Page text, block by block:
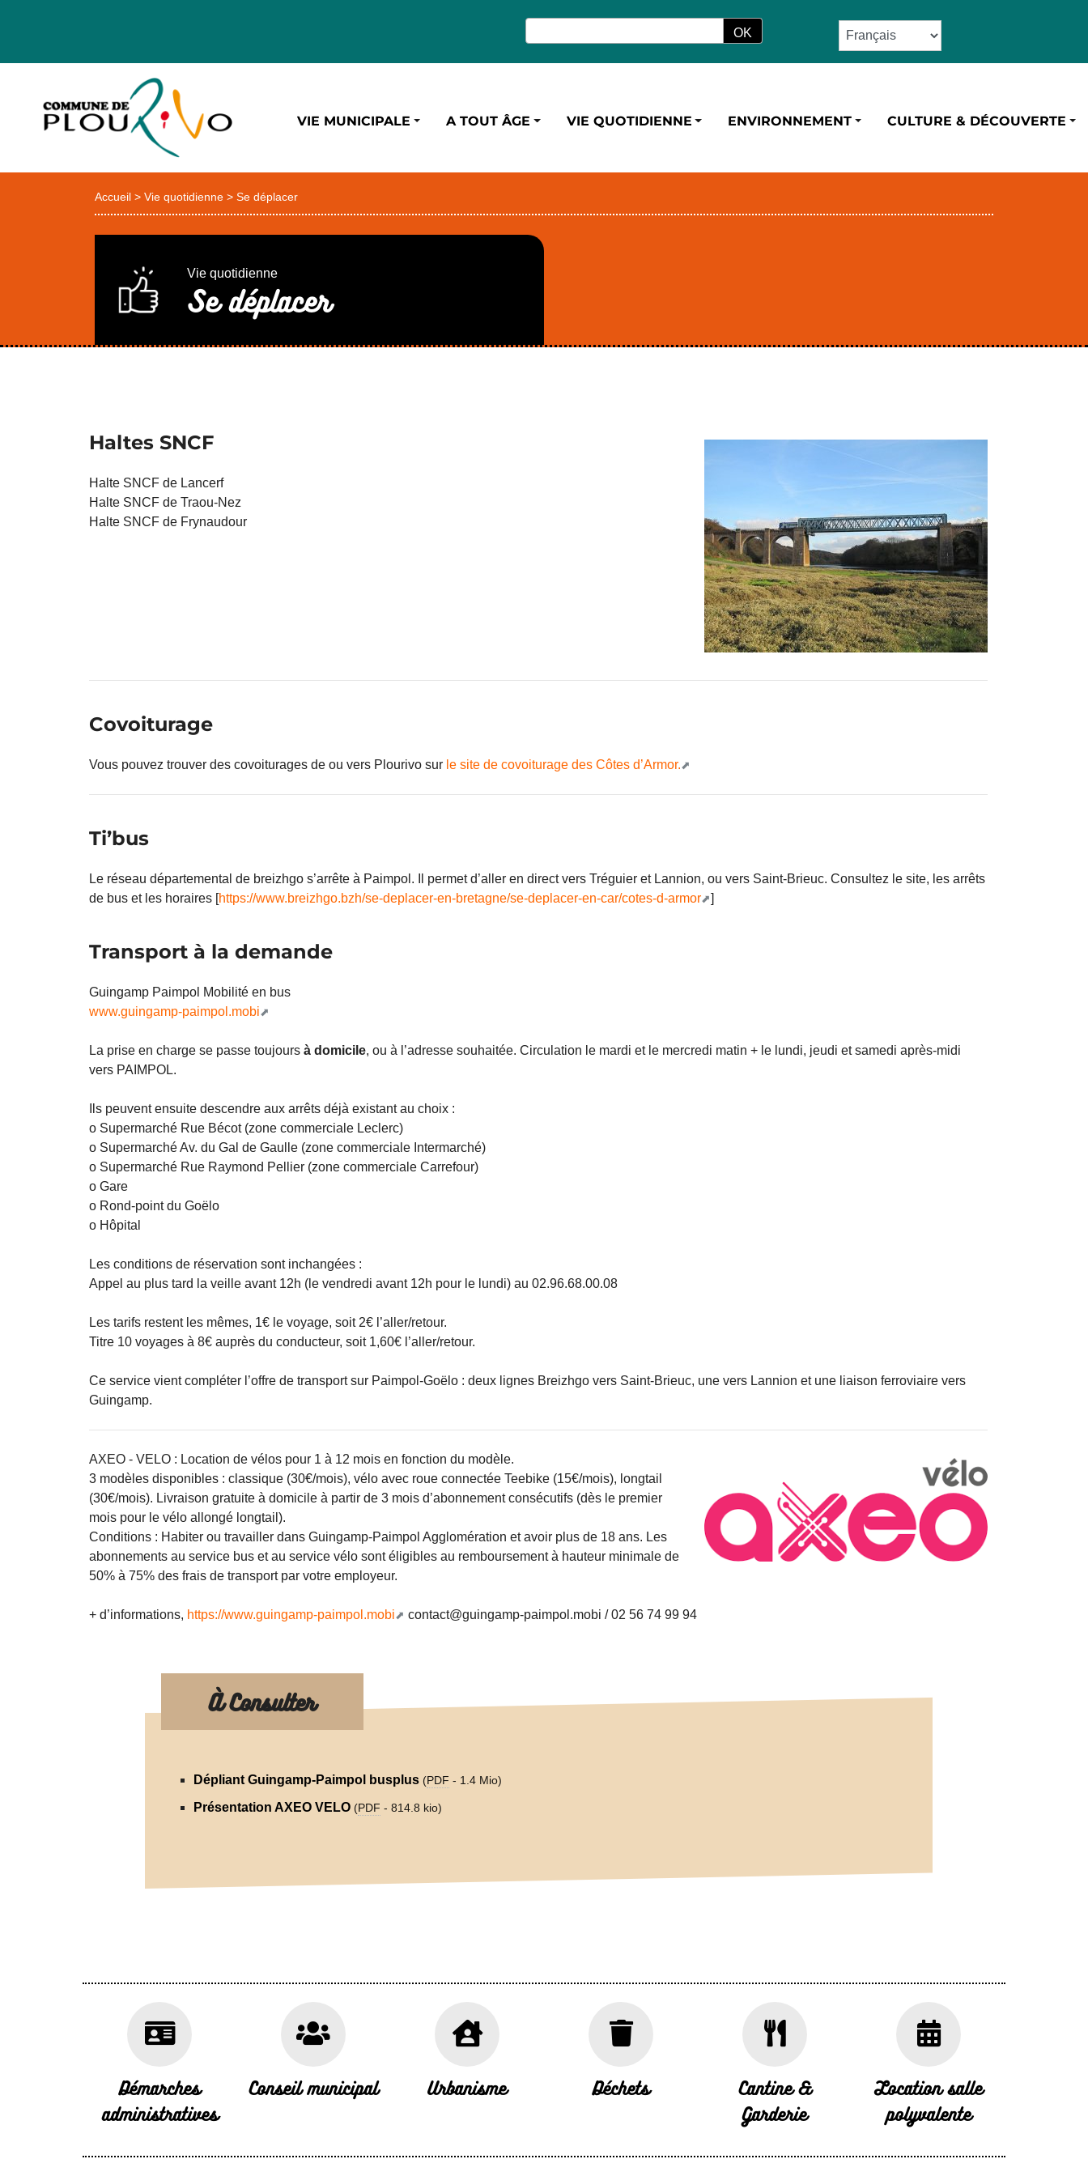
VIE MUNICIPALE A TOUT ÂGE VIE QUOTIDIENNE ENVIRONNEMENT CULTURE & DÉCOUVERTE
Accueil > Vie quotidienne > Se déplacer
Vie quotidienne
Se déplacer
Haltes SNCF
Halte SNCF de Lancerf
Halte SNCF de Traou-Nez
Halte SNCF de Frynaudour
Covoiturage
Vous pouvez trouver des covoiturages de ou vers Plourivo sur le site de covoiturage des Côtes d’Armor.
Ti’bus
Le réseau départemental de breizhgo s’arrête à Paimpol. Il permet d’aller en direct vers Tréguier et Lannion, ou vers Saint-Brieuc. Consultez le site, les arrêts
de bus et les horaires [https://www.breizhgo.bzh/se-deplacer-en-bretagne/se-deplacer-en-car/cotes-d-armor ]
Transport à la demande
Guingamp Paimpol Mobilité en bus
www.guingamp-paimpol.mobi
La prise en charge se passe toujoursà domicile, ou à l’adresse souhaitée. Circulation le mardi et le mercredi matin + le lundi, jeudi et samedi après-midi
vers PAIMPOL.
Ils peuvent ensuite descendre aux arrêts déjà existant au choix :
o Supermarché Rue Bécot (zone commerciale Leclerc)
o Supermarché Av. du Gal de Gaulle (zone commerciale Intermarché)
o Supermarché Rue Raymond Pellier (zone commerciale Carrefour)
o Gare
o Rond-point du Goëlo
o Hôpital
Les conditions de réservation sont inchangées :
Appel au plus tard la veille avant 12h (le vendredi avant 12h pour le lundi) au 02.96.68.00.08
Les tarifs restent les mêmes, 1€ le voyage, soit 2€ l’aller/retour.
Titre 10 voyages à 8€ auprès du conducteur, soit 1,60€ l’aller/retour.
Ce service vient compléter l’offre de transport sur Paimpol-Goëlo : deux lignes Breizhgo vers Saint-Brieuc, une vers Lannion et une liaison ferroviaire vers
Guingamp.
AXEO - VELO : Location de vélos pour 1 à 12 mois en fonction du modèle.
3 modèles disponibles : classique (30€/mois), vélo avec roue connectée Teebike (15€/mois), longtail
(30€/mois). Livraison gratuite à domicile à partir de 3 mois d’abonnement consécutifs (dès le premier
mois pour le vélo allongé longtail).
Conditions : Habiter ou travailler dans Guingamp-Paimpol Agglomération et avoir plus de 18 ans. Les
abonnements au service bus et au service vélo sont éligibles au remboursement à hauteur minimale de
50% à 75% des frais de transport par votre employeur.
+ d’informations, https://www.guingamp-paimpol.mobi contact@guingamp-paimpol.mobi / 02 56 74 99 94
À Consulter
Dépliant Guingamp-Paimpol busplus (PDF - 1.4 Mio)
Présentation AXEO VELO (PDF - 814.8 kio)
Démarches
administratives
Conseil municipal Urbanisme Déchets
Cantine &
Garderie
Location salle
polyvalente